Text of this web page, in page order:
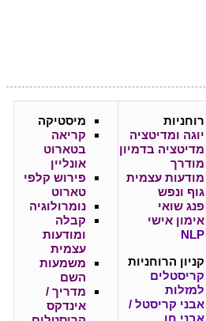
רוחניות
יוגה ומדיטציה
מדיטציה בדמיון
מודרך
מודעות עצמית
גוף ונפש
פנג שואי
אימון אישי
NLP
קניון הרוחניות
קריסטלים
למזלות
אבני קריסטל /
אבני חן
מיסטיקה
קריאה
בטארוט
אונליין
פירוש קלפי
טארוט
נומרולוגיה
קבלה
ומודעות
עצמית
משמעות
השם
מדריך /
אינדקס